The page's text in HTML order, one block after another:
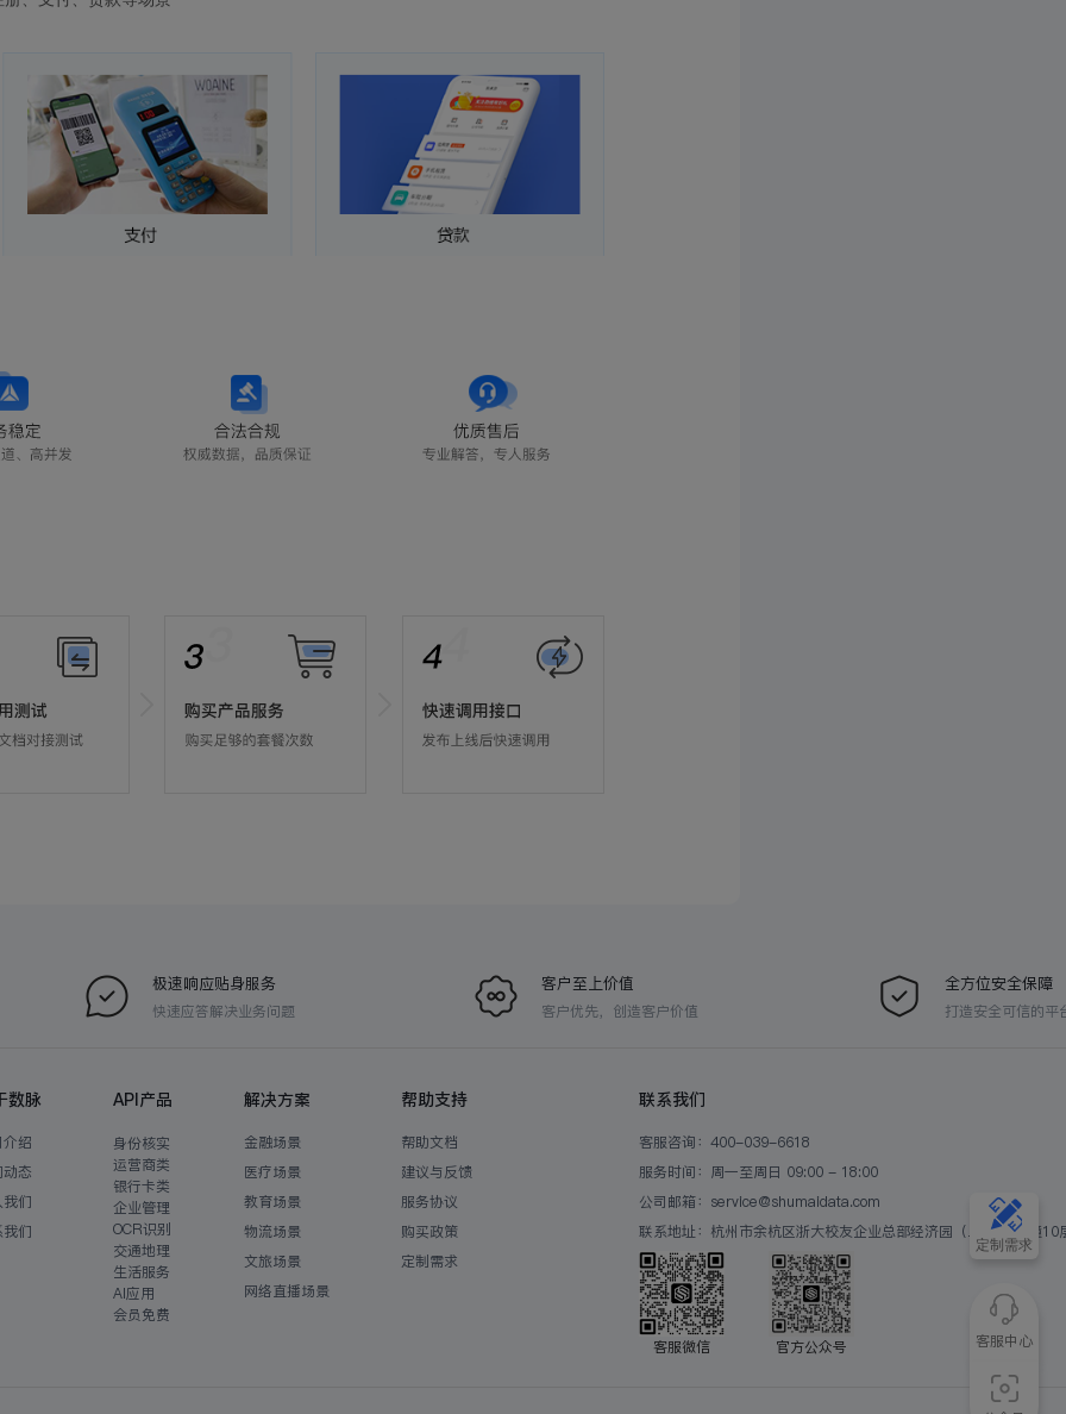
定制需求
客服中心
极速响应贴身服务
快速应答解决业务问题
客户至上价值
客户优先，创造客户价值
全方位安全保障
打造安全可信的平
数脉
绍
态
们
们
API产品
身份核实
运营商类
银行卡类
企业管理
OCR识别
交通地理
生活服务
AI应用
会员免费
解决方案
金融场景
医疗场景
教育场景
物流场景
文旅场景
网络直播场景
帮助支持
帮助文档
建议与反馈
服务协议
购买政策
定制需求
联系我们
客服咨询：400-039-6618
服务时间：周一至周日 09:00 - 18:00
公司邮箱：service@shumaidata.com
联系地址：杭州市余杭区浙大校友企业总部经济园（二期）B2幢10
客服微信 官方公众号